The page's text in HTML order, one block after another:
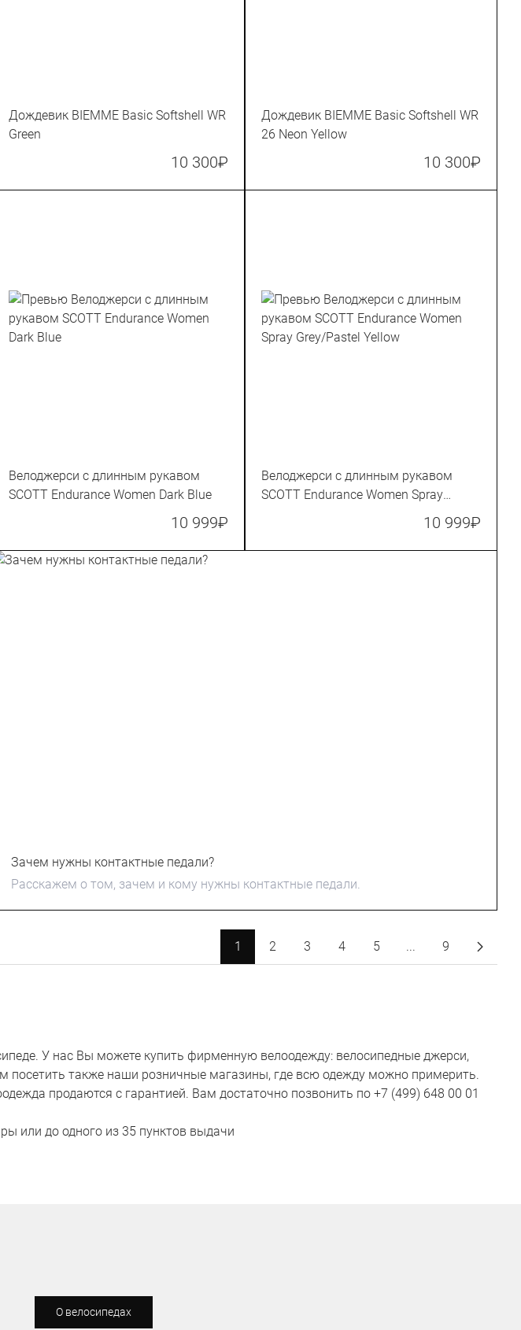
Дождевик BIEMME Basic Softshell WR
Green
10 300₽
Дождевик BIEMME Basic Softshell WR
26 Neon Yellow
10 300₽
Велоджерси с длинным рукавом
SCOTT Endurance Women Dark Blue
10 999₽
Велоджерси с длинным рукавом
SCOTT Endurance Women Spray
10 999₽
Зачем нужны контактные педали?
Расскажем о том, зачем и кому нужны контактные педали.
1 2 3 4 5 ... 9
У нас Вы можете купить фирменную велоодежду: велосипедные джерси,
посетить также наши розничные магазины, где всю одежду можно примерить.
продаются с гарантией. Вам достаточно позвонить по +7 (499) 648 00 01
или до одного из 35 пунктов выдачи
О велосипедах